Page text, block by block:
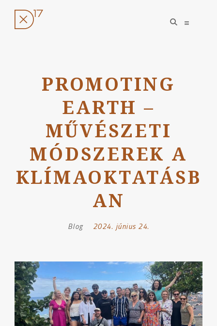
tartalomhoz
open
search
open
PROMOTING
EARTH –
MŰVÉSZETI
MÓDSZEREK A
KLÍMAOKTATÁSB
AN
Blog
Posted
2024. június 24.